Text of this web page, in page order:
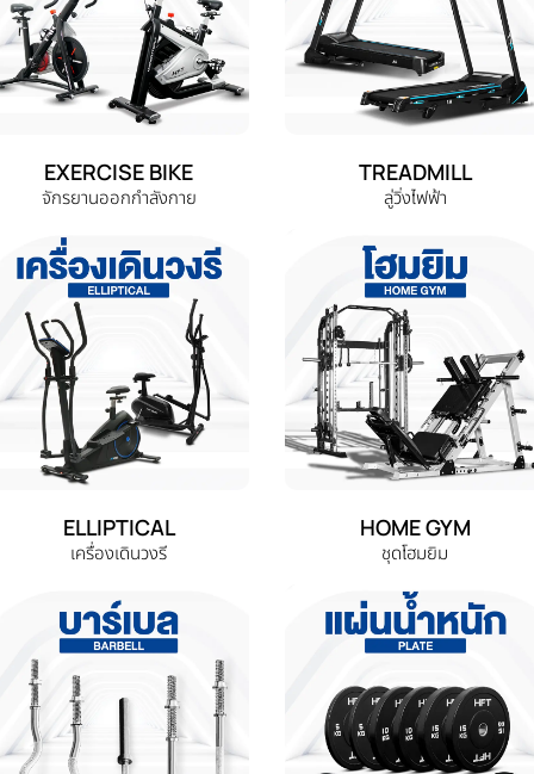
EXERCISE BIKE
จักรยานออกกำลังกาย
TREADMILL
ลู่วิ่งไฟฟ้า
ELLIPTICAL
เครื่องเดินวงรี
HOME GYM
ชุดโฮมยิม